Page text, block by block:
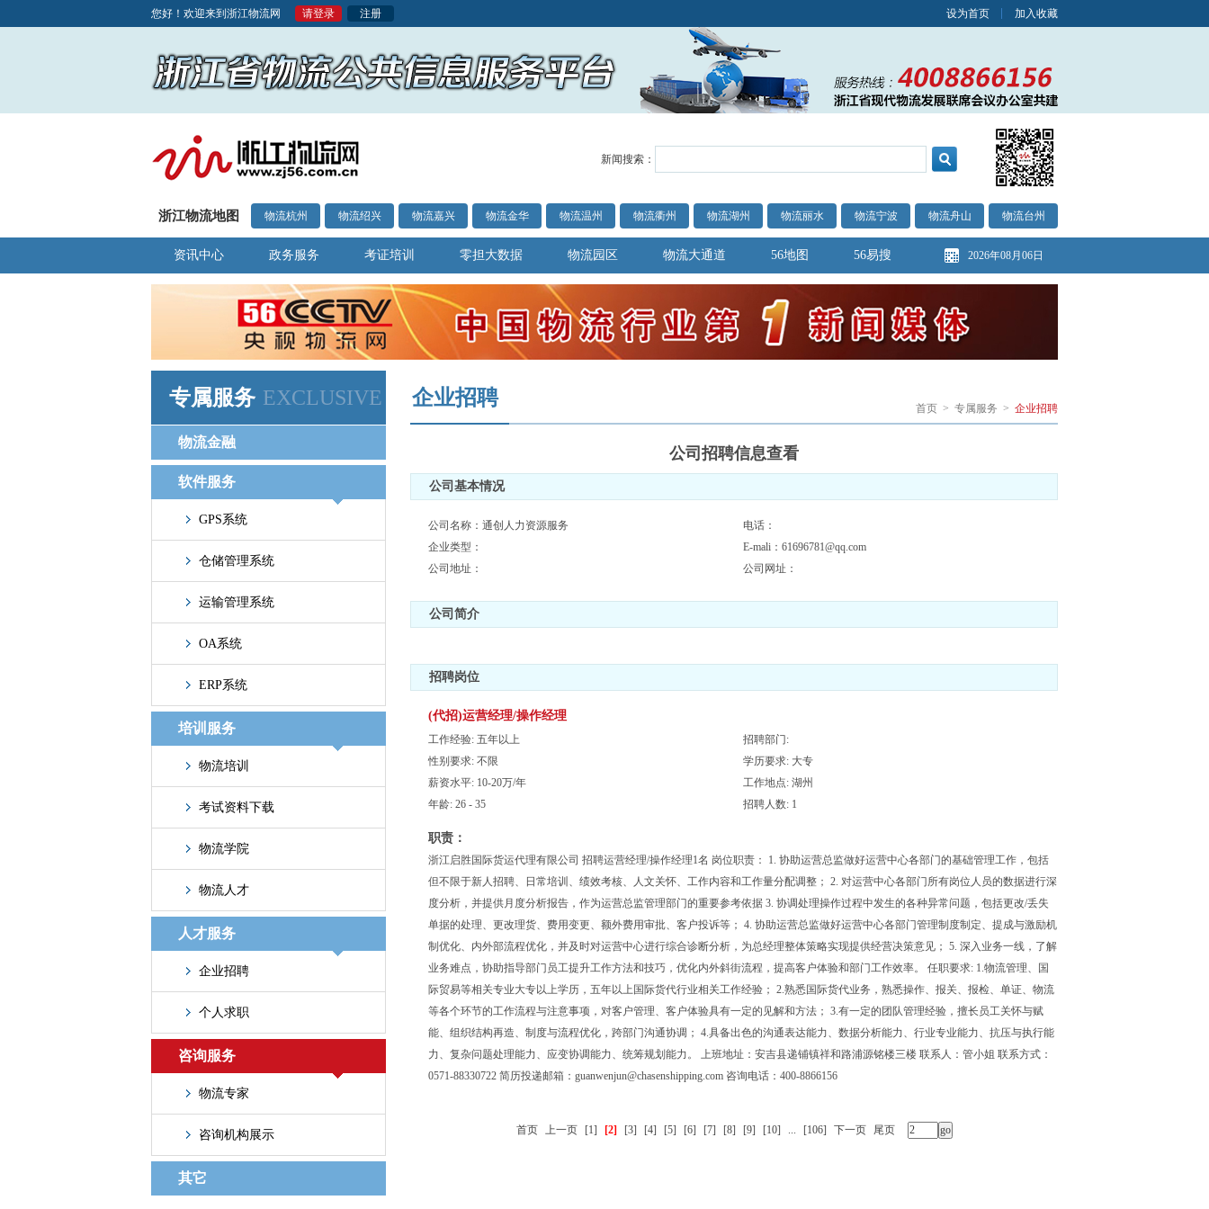
您好！欢迎来到浙江物流网 请登录 注册 设为首页 加入收藏
新闻搜索：
浙江物流地图 物流杭州 物流绍兴 物流嘉兴 物流金华 物流温州 物流衢州 物流湖州 物流丽水 物流宁波 物流舟山 物流台州
资讯中心 政务服务 考证培训 零担大数据 物流园区 物流大通道 56地图 56易搜 2026年08月06日
专属服务 EXCLUSIVE
物流金融
软件服务
GPS系统
仓储管理系统
运输管理系统
OA系统
ERP系统
培训服务
物流培训
考试资料下载
物流学院
物流人才
人才服务
企业招聘
个人求职
咨询服务
物流专家
咨询机构展示
其它
企业招聘 首页 > 专属服务 > 企业招聘
公司招聘信息查看
公司基本情况
公司名称：通创人力资源服务
电话：
企业类型：
E-mali：61696781@qq.com
公司地址：
公司网址：
公司简介
招聘岗位
(代招)运营经理/操作经理
工作经验: 五年以上
招聘部门:
性别要求: 不限
学历要求: 大专
薪资水平: 10-20万/年
工作地点: 湖州
年龄: 26 - 35
招聘人数: 1
职责：
浙江启胜国际货运代理有限公司 招聘运营经理/操作经理1名 岗位职责： 1. 协助运营总监做好运营中心各部门的基础管理工作，包括
但不限于新人招聘、日常培训、绩效考核、人文关怀、工作内容和工作量分配调整； 2. 对运营中心各部门所有岗位人员的数据进行深
度分析，并提供月度分析报告，作为运营总监管理部门的重要参考依据 3. 协调处理操作过程中发生的各种异常问题，包括更改/丢失
单据的处理、更改理货、费用变更、额外费用审批、客户投诉等； 4. 协助运营总监做好运营中心各部门管理制度制定、提成与激励机
制优化、内外部流程优化，并及时对运营中心进行综合诊断分析，为总经理整体策略实现提供经营决策意见； 5. 深入业务一线，了解
业务难点，协助指导部门员工提升工作方法和技巧，优化内外斜街流程，提高客户体验和部门工作效率。 任职要求: 1.物流管理、国
际贸易等相关专业大专以上学历，五年以上国际货代行业相关工作经验； 2.熟悉国际货代业务，熟悉操作、报关、报检、单证、物流
等各个环节的工作流程与注意事项，对客户管理、客户体验具有一定的见解和方法； 3.有一定的团队管理经验，擅长员工关怀与赋
能、组织结构再造、制度与流程优化，跨部门沟通协调； 4.具备出色的沟通表达能力、数据分析能力、行业专业能力、抗压与执行能
力、复杂问题处理能力、应变协调能力、统筹规划能力。 上班地址：安吉县递铺镇祥和路浦源铭楼三楼 联系人：管小姐 联系方式：
0571-88330722 简历投递邮箱：guanwenjun@chasenshipping.com 咨询电话：400-8866156
首页 上一页 [1] [2] [3] [4] [5] [6] [7] [8] [9] [10] ... [106] 下一页 尾页